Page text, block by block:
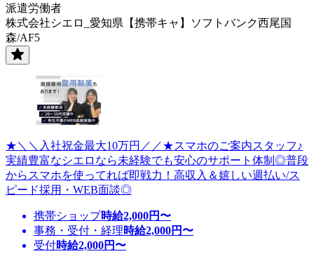
派遣労働者
株式会社シエロ_愛知県【携帯キャ】ソフトバンク西尾国
森/AF5
★＼＼入社祝金最大10万円／／★スマホのご案内スタッフ♪
実績豊富なシエロなら未経験でも安心のサポート体制◎普段
からスマホを使ってれば即戦力！高収入＆嬉しい週払い/ス
ピード採用・WEB面談◎
携帯ショップ時給2,000円〜
事務・受付・経理時給2,000円〜
受付時給2,000円〜